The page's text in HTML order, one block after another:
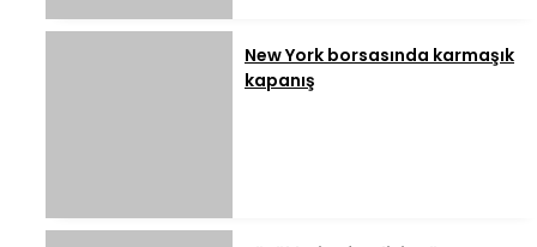
New York borsasında karmaşık
kapanış